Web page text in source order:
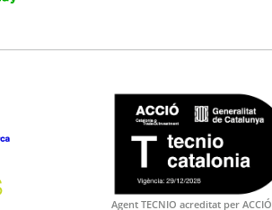
Agent TECNIO acreditat per ACCIÓ